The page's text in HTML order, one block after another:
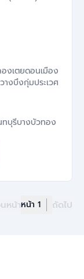
งเตยดอนเมือง
างบึงกุ่มประเวศ
ทบุรีบางบัวทอง
หน้าหน้า 1 ถัดไป